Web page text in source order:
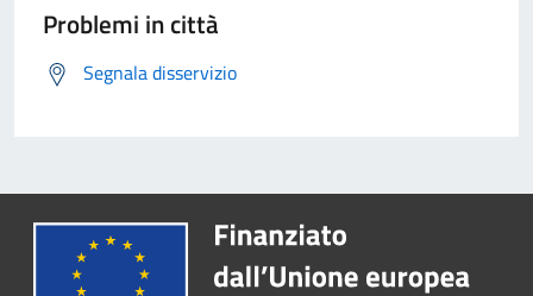
Problemi in città
Segnala disservizio